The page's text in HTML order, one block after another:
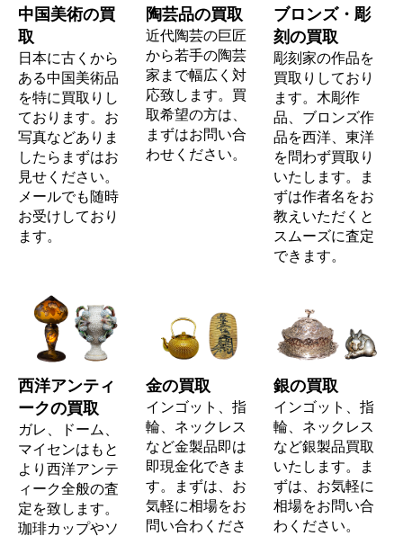
中国美術の買
取
日本に古くから
ある中国美術品
を特に買取りし
ております。お
写真などありま
したらまずはお
見せください。
メールでも随時
お受けしており
ます。
陶芸品の買取
近代陶芸の巨匠
から若手の陶芸
家まで幅広く対
応致します。買
取希望の方は、
まずはお問い合
わせください。
ブロンズ・彫
刻の買取
彫刻家の作品を
買取りしており
ます。木彫作
品、ブロンズ作
品を西洋、東洋
を問わず買取り
いたします。ま
ずは作者名をお
教えいただくと
スムーズに査定
できます。
西洋アンティ
ークの買取
ガレ、ドーム、
マイセンはもと
より西洋アンテ
ィーク全般の査
定を致します。
珈琲カップやソ
金の買取
インゴット、指
輪、ネックレス
など金製品即は
即現金化できま
す。まずは、お
気軽に相場をお
問い合わくださ
銀の買取
インゴット、指
輪、ネックレス
など銀製品買取
いたします。ま
ずは、お気軽に
相場をお問い合
わください。